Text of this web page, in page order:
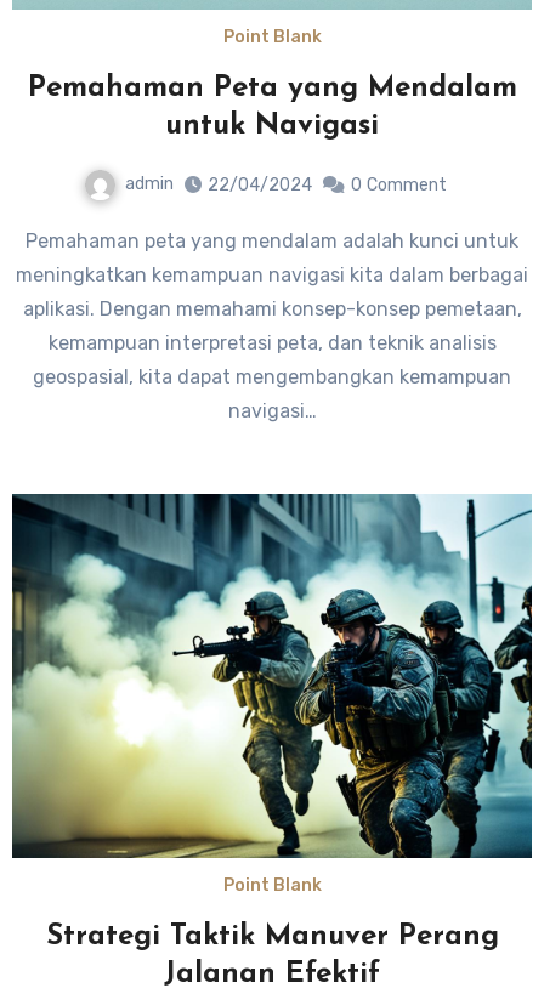
Point Blank
Pemahaman Peta yang Mendalam
untuk Navigasi
admin 22/04/2024 0 Comment
Pemahaman peta yang mendalam adalah kunci untuk
meningkatkan kemampuan navigasi kita dalam berbagai
aplikasi. Dengan memahami konsep-konsep pemetaan,
kemampuan interpretasi peta, dan teknik analisis
geospasial, kita dapat mengembangkan kemampuan
navigasi…
Point Blank
Strategi Taktik Manuver Perang
Jalanan Efektif